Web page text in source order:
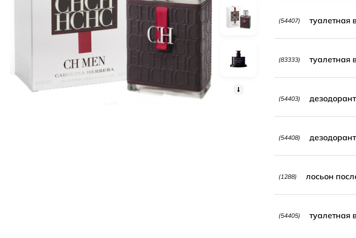
(54407) туалетная
(83333) туалетная
(54403)
(54408)
(1288) лосьон
(54405) туалетная